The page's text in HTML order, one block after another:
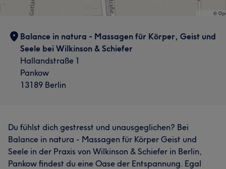
Balance in natura - Massagen für Körper, Geist und
Seele bei Wilkinson & Schiefer
Hallandstraße 1
Pankow
13189 Berlin
Du fühlst dich gestresst und unausgeglichen? Bei
Balance in natura - Massagen für Körper Geist und
Seele in der Praxis von Wilkinson & Schiefer in Berlin,
Pankow findest du eine Oase der Entspannung. Egal